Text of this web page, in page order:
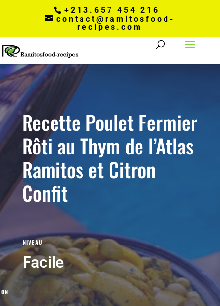
+213.657 454 216
contact@ramitosfood-
recipes.com
Recette Poulet Fermier
Rôti au Thym de l’Atlas
Ramitos et Citron
Confit
NIVEAU
Facile